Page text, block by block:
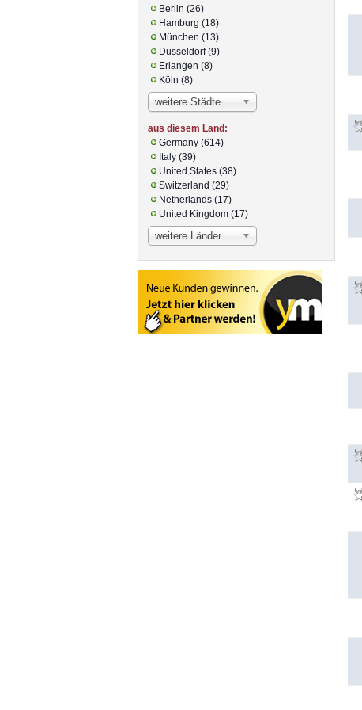
Berlin (26)
Hamburg (18)
München (13)
Düsseldorf (9)
Erlangen (8)
Köln (8)
weitere Städte
aus diesem Land:
Germany (614)
Italy (39)
United States (38)
Switzerland (29)
Netherlands (17)
United Kingdom (17)
weitere Länder